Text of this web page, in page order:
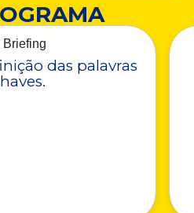
das palavras